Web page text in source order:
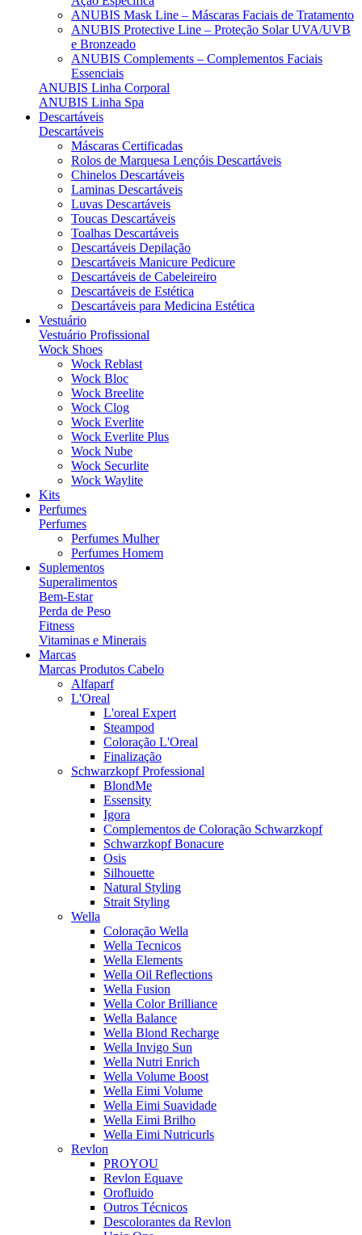
ANUBIS Mask Line – Máscaras Faciais de Tratamento
ANUBIS Protective Line – Proteção Solar UVA/UVB
e Bronzeado
ANUBIS Complements – Complementos Faciais
Essenciais
ANUBIS Linha Corporal
ANUBIS Linha Spa
Descartáveis
Descartáveis
Máscaras Certificadas
Rolos de Marquesa Lençóis Descartáveis
Chinelos Descartáveis
Laminas Descartáveis
Luvas Descartáveis
Toucas Descartáveis
Toalhas Descartáveis
Descartáveis Depilação
Descartáveis Manicure Pedicure
Descartáveis de Cabeleireiro
Descartáveis de Estética
Descartáveis para Medicina Estética
Vestuário
Vestuário Profissional
Wock Shoes
Wock Reblast
Wock Bloc
Wock Breelite
Wock Clog
Wock Everlite
Wock Everlite Plus
Wock Nube
Wock Securlite
Wock Waylite
Kits
Perfumes
Perfumes
Perfumes Mulher
Perfumes Homem
Suplementos
Superalimentos
Bem-Estar
Perda de Peso
Fitness
Vitaminas e Minerais
Marcas
Marcas Produtos Cabelo
Alfaparf
L'Oreal
L'oreal Expert
Steampod
Coloração L'Oreal
Finalização
Schwarzkopf Professional
BlondMe
Essensity
Igora
Complementos de Coloração Schwarzkopf
Schwarzkopf Bonacure
Osis
Silhouette
Natural Styling
Strait Styling
Wella
Coloração Wella
Wella Tecnicos
Wella Elements
Wella Oil Reflections
Wella Fusion
Wella Color Brilliance
Wella Balance
Wella Blond Recharge
Wella Invigo Sun
Wella Nutri Enrich
Wella Volume Boost
Wella Eimi Volume
Wella Eimi Suavidade
Wella Eimi Brilho
Wella Eimi Nutricurls
Revlon
PROYOU
Revlon Equave
Orofluido
Outros Técnicos
Descolorantes da Revlon